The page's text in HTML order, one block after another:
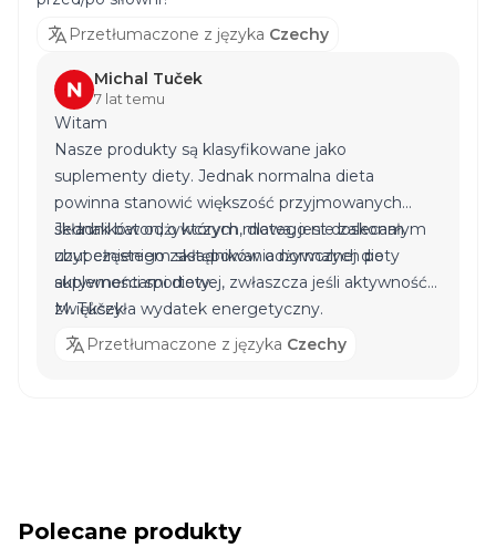
Przetłumaczone z języka Czechy
Michal Tuček
7 lat temu
Witam
Nasze produkty są klasyfikowane jako
suplementy diety. Jednak normalna dieta
powinna stanowić większość przyjmowanych
składników odżywczych, dlatego nie zalecam
zbyt częstego zastępowania normalnej diety
suplementami diety.
Jednak baton, o którym mowa, jest doskonałym
uzupełnieniem składników odżywczych po
aktywności sportowej, zwłaszcza jeśli aktywność
zwiększyła wydatek energetyczny.
M. Tůček
Przetłumaczone z języka Czechy
Polecane produkty